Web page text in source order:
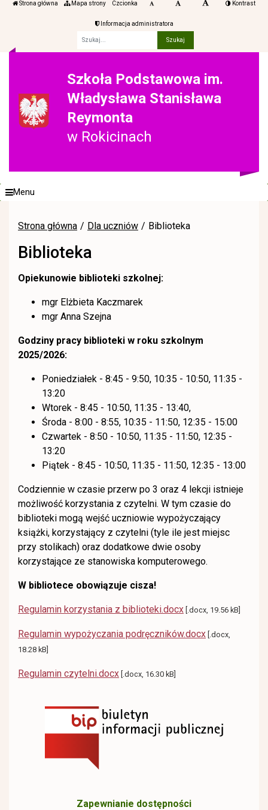
Strona główna Mapa strony Czcionka Kontrast
Informacja administratora
Szkoła Podstawowa im.
Władysława Stanisława
Reymonta
w Rokicinach
Menu
Strona główna Dla uczniów Biblioteka
Biblioteka
Opiekunowie biblioteki szkolnej:
mgr Elżbieta Kaczmarek
mgr Anna Szejna
Godziny pracy biblioteki w roku szkolnym
2025/2026:
Poniedziałek - 8:45 - 9:50, 10:35 - 10:50, 11:35 -
13:20
Wtorek - 8:45 - 10:50, 11:35 - 13:40,
Środa - 8:00 - 8:55, 10:35 - 11:50, 12:35 - 15:00
Czwartek - 8:50 - 10:50, 11:35 - 11:50, 12:35 -
13:20
Piątek - 8:45 - 10:50, 11:35 - 11:50, 12:35 - 13:00
Codziennie w czasie przerw po 3 oraz 4 lekcji istnieje
możliwość korzystania z czytelni. W tym czasie do
biblioteki mogą wejść uczniowie wypożyczający
książki, korzystający z czytelni (tyle ile jest miejsc
przy stolikach) oraz dodatkowe dwie osoby
korzystające ze stanowiska komputerowego.
W bibliotece obowiązuje cisza!
Regulamin korzystania z biblioteki.docx [.docx, 19.56 kB]
Regulamin wypożyczania podręczników.docx [.docx,
18.28 kB]
Regulamin czytelni.docx [.docx, 16.30 kB]
Zapewnianie dostępności